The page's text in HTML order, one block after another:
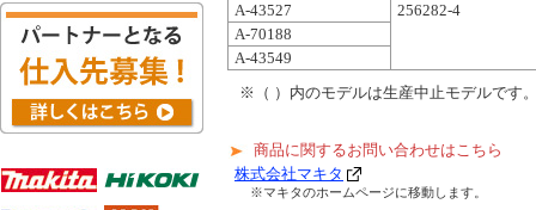
256282-4
A-43527
A-70188
A-43549
※（ ）内のモデルは生産中止モデルです
商品に関するお問い合わせはこちら
株式会社マキタ
※マキタのホームページに移動します。